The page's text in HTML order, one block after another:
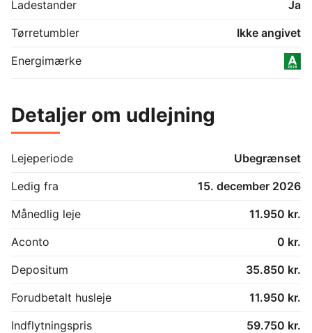
De 11 villaer udlejes på lejekontrakter løbende - der
Ladestander
Ja
Tørretumbler
Ikke angivet
Energimærke
Detaljer om udlejning
Lejeperiode
Ubegrænset
Ledig fra
15. december 2026
Månedlig leje
11.950 kr.
Aconto
0 kr.
Depositum
35.850 kr.
Forudbetalt husleje
11.950 kr.
Indflytningspris
59.750 kr.